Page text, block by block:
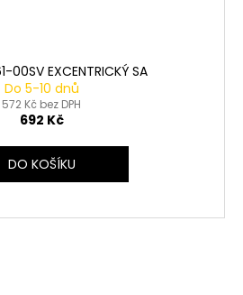
00SV EXCENTRICKÝ SA
Do 5-10 dnů
572 Kč bez DPH
692 Kč
DO KOŠÍKU